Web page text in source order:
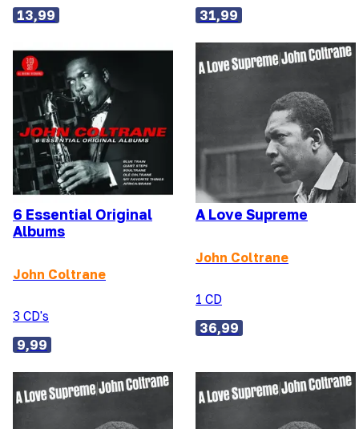
13,99
31,99
6 Essential Original
Albums
John Coltrane
3 CD's
9,99
A Love Supreme
John Coltrane
1 CD
36,99